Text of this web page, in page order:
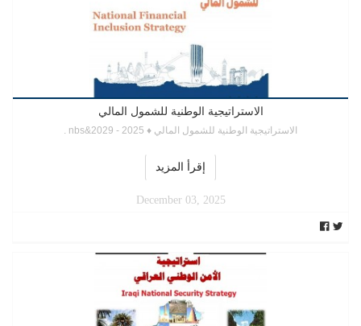
الاستراتيجية الوطنية للشمول المالي
الاستراتيجية الوطنية للشمول المالي ♦ 2025 - 2029&nbs .
إقرأ المزيد
December 03, 2025